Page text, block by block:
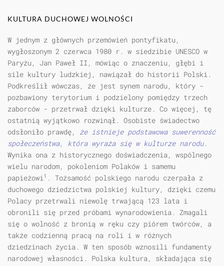
KULTURA DUCHOWEJ WOLNOŚCI
W jednym z głównych przemówień pontyfikatu,
wygłoszonym 2 czerwca 1980 r. w siedzibie UNESCO w
Paryżu, Jan Paweł II, mówiąc o znaczeniu, głębi i
sile kultury ludzkiej, nawiązał do historii Polski.
Podkreślił wówczas, że jest synem narodu, który -
pozbawiony terytorium i podzielony pomiędzy trzech
zaborców - przetrwał dzięki kulturze. Co więcej, tę
ostatnią wyjątkowo rozwinął. Osobiste świadectwo
odsłoniło prawdę, że istnieje podstawowa suwerenność
społeczeństwa, która wyraża się w kulturze narodu.
Wynika ona z historycznego doświadczenia, wspólnego
wielu narodom, pokoleniom Polaków i samemu
papieżowi1 . Tożsamość polskiego narodu czerpała z
duchowego dziedzictwa polskiej kultury, dzięki czemu
Polacy przetrwali niewolę trwającą 123 lata i
obronili się przed próbami wynarodowienia. Zmagali
się o wolność z bronią w ręku czy piórem twórców, a
także codzienną pracą na roli i w różnych
dziedzinach życia. W ten sposób wznosili fundamenty
narodowej własności. Polska kultura, składająca się